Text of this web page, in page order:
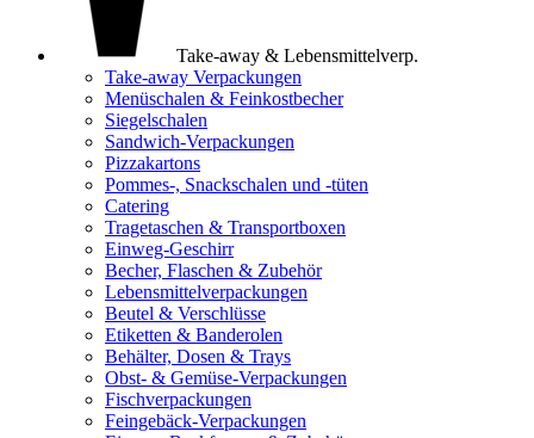
Take-away & Lebensmittelverp.
Take-away Verpackungen
Menüschalen & Feinkostbecher
Siegelschalen
Sandwich-Verpackungen
Pizzakartons
Pommes-, Snackschalen und -tüten
Catering
Tragetaschen & Transportboxen
Einweg-Geschirr
Becher, Flaschen & Zubehör
Lebensmittelverpackungen
Beutel & Verschlüsse
Etiketten & Banderolen
Behälter, Dosen & Trays
Obst- & Gemüse-Verpackungen
Fischverpackungen
Feingebäck-Verpackungen